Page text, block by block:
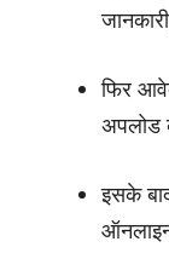
फिर
अपलोड
इसके